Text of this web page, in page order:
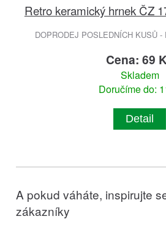
Retro keramický hrnek ČZ
DOPRODEJ POSLEDNÍCH KUSŮ
Cena: 69
Skladem
Doručíme do:
Detail
A pokud váháte, inspirujte
zákazníky